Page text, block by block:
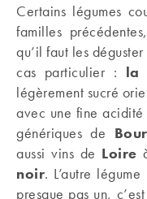
Certains légumes
familles
qu’il faut les
cas particulier : la
légèrement sucré
avec une fine acidité
génériques de
aussi vins de Loire
noir. L’autre
presque pas un,